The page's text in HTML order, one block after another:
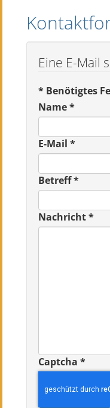
Eine E-Mail
* Benötigtes
Name*
E-Mail *
Betreff*
Nachricht*
Captcha *